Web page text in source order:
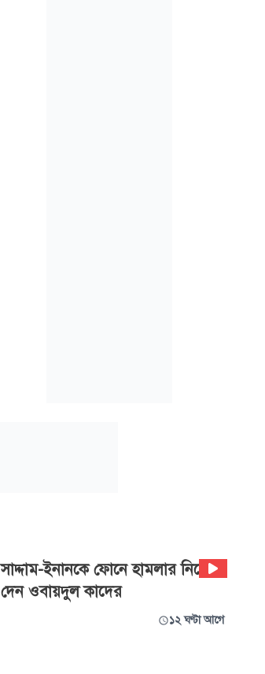
সাদ্দাম-ইনানকে ফোনে হামলার নির্দেশ
দেন ওবায়দুল কাদের
১২ ঘণ্টা আগে